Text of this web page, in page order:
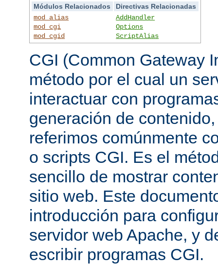
Módulos Relacionados
Directivas Relacionadas
mod_alias
mod_cgi
mod_cgid
AddHandler
Options
ScriptAlias
CGI (Common Gateway
método por el cual un
interactuar con
generación de
referimos comúnmente
o scripts CGI. Es el
sencillo de mostrar
sitio web. Este
introducción para
servidor web Apache, y
escribir programas CGI.